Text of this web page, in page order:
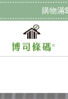
購物滿